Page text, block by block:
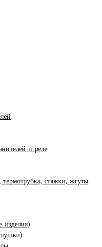
и реле
стяжки, жгуты
изделия)